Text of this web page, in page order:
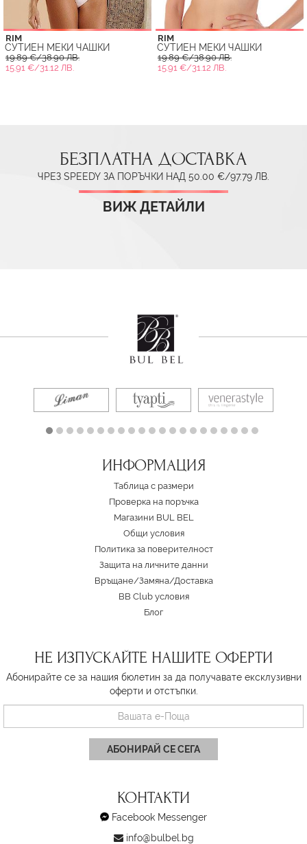
RIM
СУТИЕН МЕКИ ЧАШКИ
19.89 €/38.90 ЛВ.
15.91 €/31.12 ЛВ.
RIM
СУТИЕН МЕКИ ЧАШКИ
19.89 €/38.90 ЛВ.
15.91 €/31.12 ЛВ.
БЕЗПЛАТНА ДОСТАВКА
ЧРЕЗ SPEEDY ЗА ПОРЪЧКИ НАД 50.00 €/97.79 ЛВ.
ВИЖ ДЕТАЙЛИ
ИНФОРМАЦИЯ
Таблица с размери
Проверка на поръчка
Магазини BUL BEL
Oбщи условия
Политика за поверителност
Защита на личните данни
Връщане/Замяна/Доставка
BB Club условия
Блог
НЕ ИЗПУСКАЙТЕ НАШИТЕ ОФЕРТИ
Абонирайте се за нашия бюлетин за да получавате ексклузивни
оферти и отстъпки.
АБОНИРАЙ СЕ СЕГА
КОНТАКТИ
Facebook Messenger
info@bulbel.bg